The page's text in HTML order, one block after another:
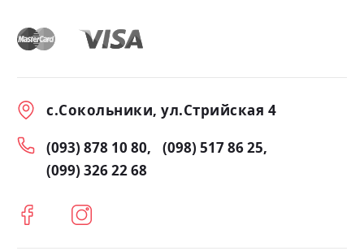
с.Сокольники, ул.Стрийская 4
(093) 878 10 80
(098) 517 86 25
(099) 326 22 68